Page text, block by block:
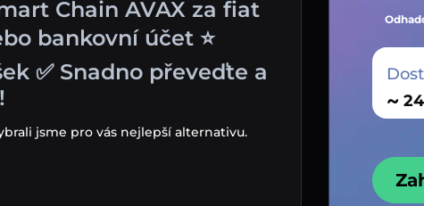
Chain AVAX za fiat
bankovní účet ⭐
✅ Snadno převeďte a
jsme pro vás nejlepší alternativu.
~